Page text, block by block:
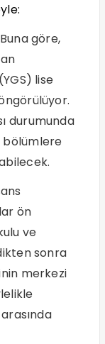
Buna göre,
lise
durumunda
bölümlere
ön
ve
sonra
merkezi